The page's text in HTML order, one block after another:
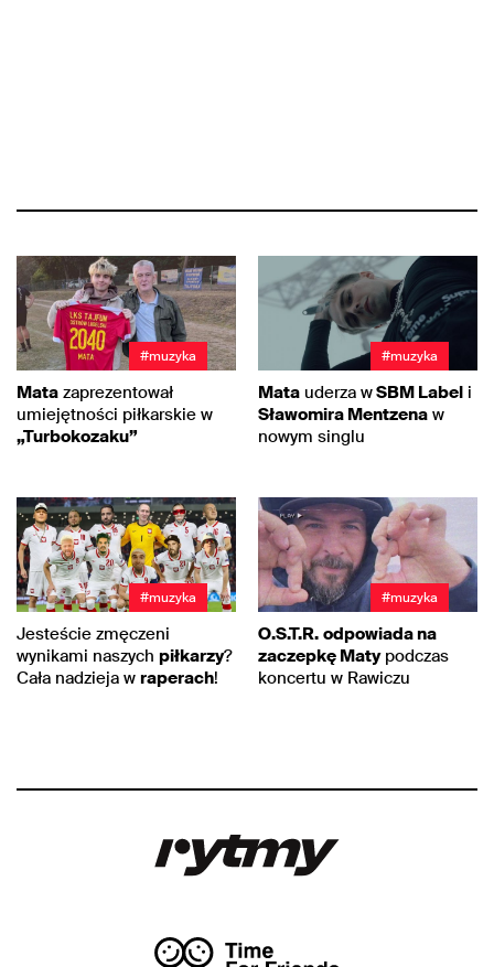
#muzyka
Mata zaprezentował
umiejętności piłkarskie w
„Turbokozaku”
#muzyka
Mata uderza wSBM Label i
Sławomira Mentzena w
nowym singlu
#muzyka
Jesteście zmęczeni
wynikami naszych piłkarzy?
Cała nadzieja w raperach!
#muzyka
O.S.T.R. odpowiada na
zaczepkę Matypodczas
koncertu w Rawiczu